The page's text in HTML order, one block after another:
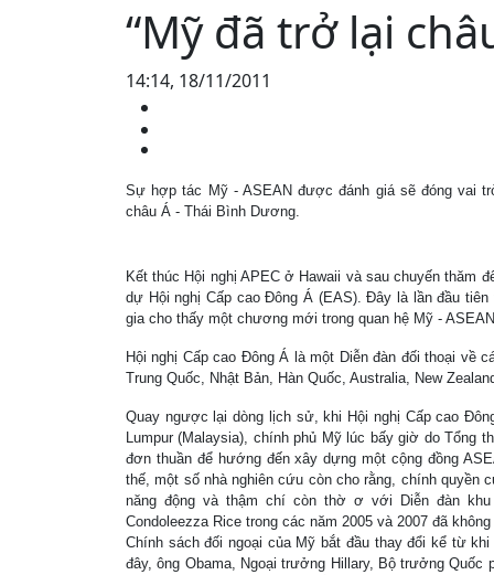
“Mỹ đã trở lại
14:14, 18/11/2011
Sự hợp tác Mỹ - ASEAN được đánh giá sẽ đóng vai
châu Á - Thái Bình Dương.
Kết thúc Hội nghị APEC ở Hawaii và sau chuyến thăm
dự Hội nghị Cấp cao Đông Á (EAS). Đây là lần đầu
gia cho thấy một chương mới trong quan hệ Mỹ -
Hội nghị Cấp cao Đông Á là một Diễn đàn đối thoại về
Trung Quốc, Nhật Bản, Hàn Quốc, Australia, New
Quay ngược lại dòng lịch sử, khi Hội nghị Cấp cao
Lumpur (Malaysia), chính phủ Mỹ lúc bấy giờ do Tổng
đơn thuần để hướng đến xây dựng một cộng đồng
thế, một số nhà nghiên cứu còn cho rằng, chính quyền
năng động và thậm chí còn thờ ơ với Diễn đàn
Condoleezza Rice trong các năm 2005 và 2007 đã
Chính sách đối ngoại của Mỹ bắt đầu thay đổi kể từ
đây, ông Obama, Ngoại trưởng Hillary, Bộ trưởng Quốc